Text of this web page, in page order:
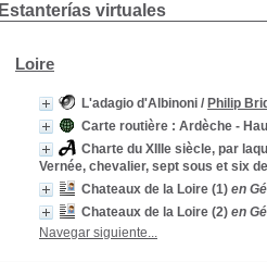
Estanterías virtuales
Loire
L'adagio d'Albinoni / Philip
Carte routière : Ardèche -
Charte du XIIIe siècle, par
Vernée, chevalier, sept sous et six
Chateaux de la Loire (1) en
Chateaux de la Loire (2) en
Navegar siguiente...